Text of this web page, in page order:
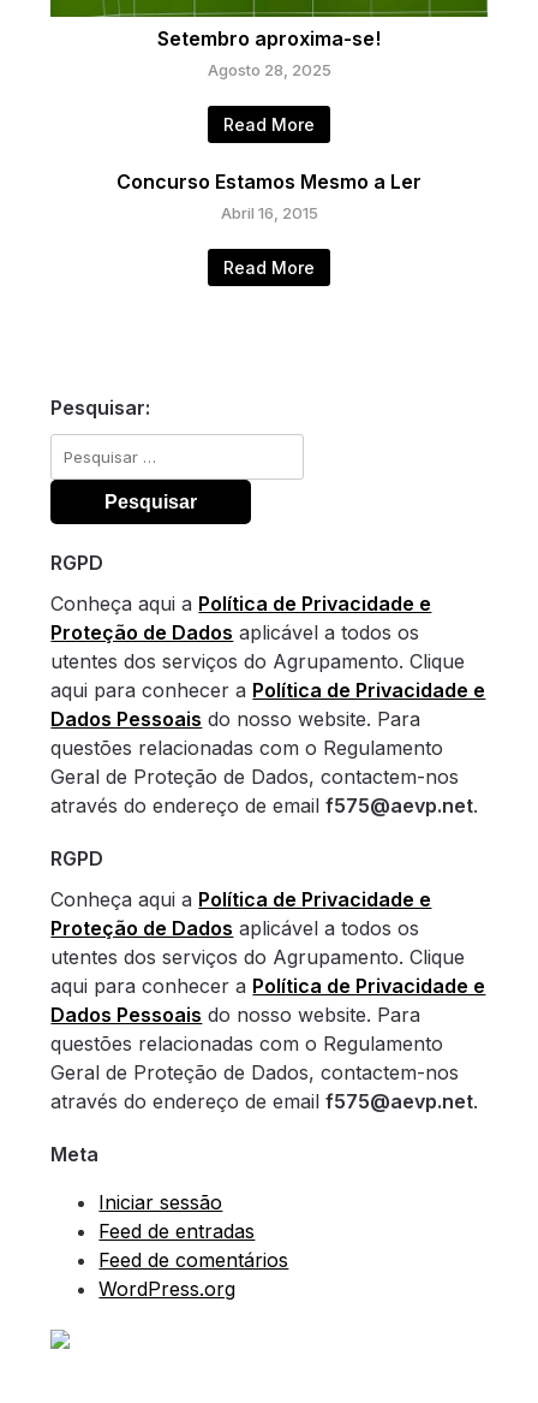
Setembro aproxima-se!
Agosto 28, 2025
Read More
Concurso Estamos Mesmo a Ler
Abril 16, 2015
Read More
Pesquisar:
Pesquisar
por:
RGPD
Conheça aqui a Política de Privacidade e
Proteção de Dados aplicável a todos os
utentes dos serviços do Agrupamento. Clique
aqui para conhecer a Política de Privacidade e
Dados Pessoais do nosso website. Para
questões relacionadas com o Regulamento
Geral de Proteção de Dados, contactem-nos
através do endereço de emailf575@aevp.net.
RGPD
Conheça aqui a Política de Privacidade e
Proteção de Dados aplicável a todos os
utentes dos serviços do Agrupamento. Clique
aqui para conhecer a Política de Privacidade e
Dados Pessoais do nosso website. Para
questões relacionadas com o Regulamento
Geral de Proteção de Dados, contactem-nos
através do endereço de emailf575@aevp.net.
Meta
Iniciar sessão
Feed de entradas
Feed de comentários
WordPress.org